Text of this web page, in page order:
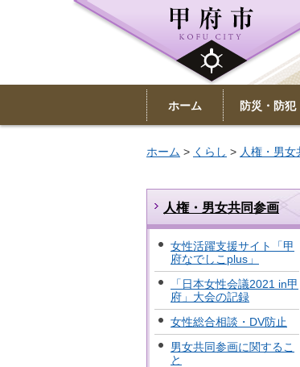
ホーム 防災・防犯
ホーム > くらし > 人権・男女
人権・男女共同参画
女性活躍支援サイト「甲
府なでしこplus」
「日本女性会議2021 in甲
府」大会の記録
女性総合相談・DV防止
男女共同参画に関するこ
と